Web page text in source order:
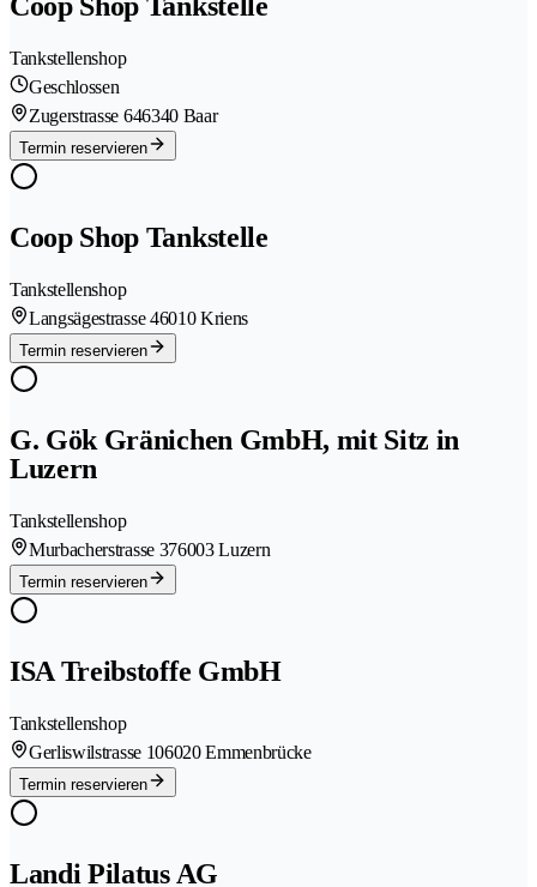
Coop Shop Tankstelle
Tankstellenshop
Geschlossen
Zugerstrasse 646340 Baar
Termin reservieren
Coop Shop Tankstelle
Tankstellenshop
Langsägestrasse 46010 Kriens
Termin reservieren
G. Gök Gränichen GmbH, mit Sitz in
Luzern
Tankstellenshop
Murbacherstrasse 376003 Luzern
Termin reservieren
ISA Treibstoffe GmbH
Tankstellenshop
Gerliswilstrasse 106020 Emmenbrücke
Termin reservieren
Landi Pilatus AG